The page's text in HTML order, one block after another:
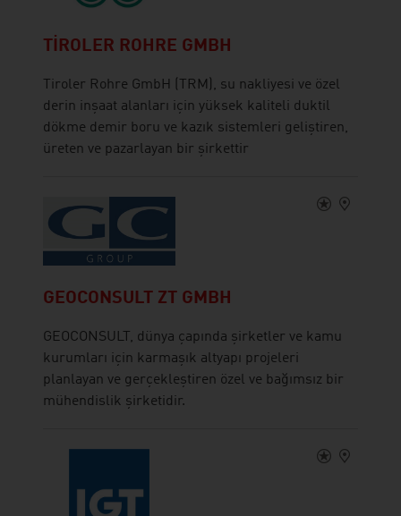
TIROLER ROHRE GMBH
Tiroler Rohre GmbH (TRM), su nakliyesi ve özel
derin inşaat alanları için yüksek kaliteli duktil
dökme demir boru ve kazık sistemleri geliştiren,
üreten ve pazarlayan bir şirkettir
GEOCONSULT ZT GMBH
GEOCONSULT, dünya çapında şirketler ve kamu
kurumları için karmaşık altyapı projeleri
planlayan ve gerçekleştiren özel ve bağımsız bir
mühendislik şirketidir.